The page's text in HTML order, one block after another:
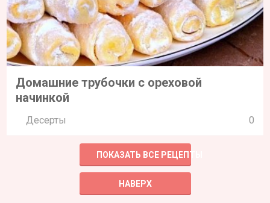
Домашние трубочки с ореховой
начинкой
Десерты 0
ПОКАЗАТЬ ВСЕ РЕЦЕПТЫ
НАВЕРХ